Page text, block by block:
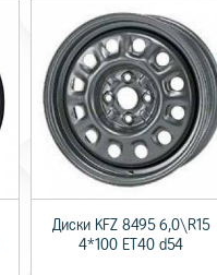
Диски KFZ 8495 6,0\R15
4*100 ET40 d54